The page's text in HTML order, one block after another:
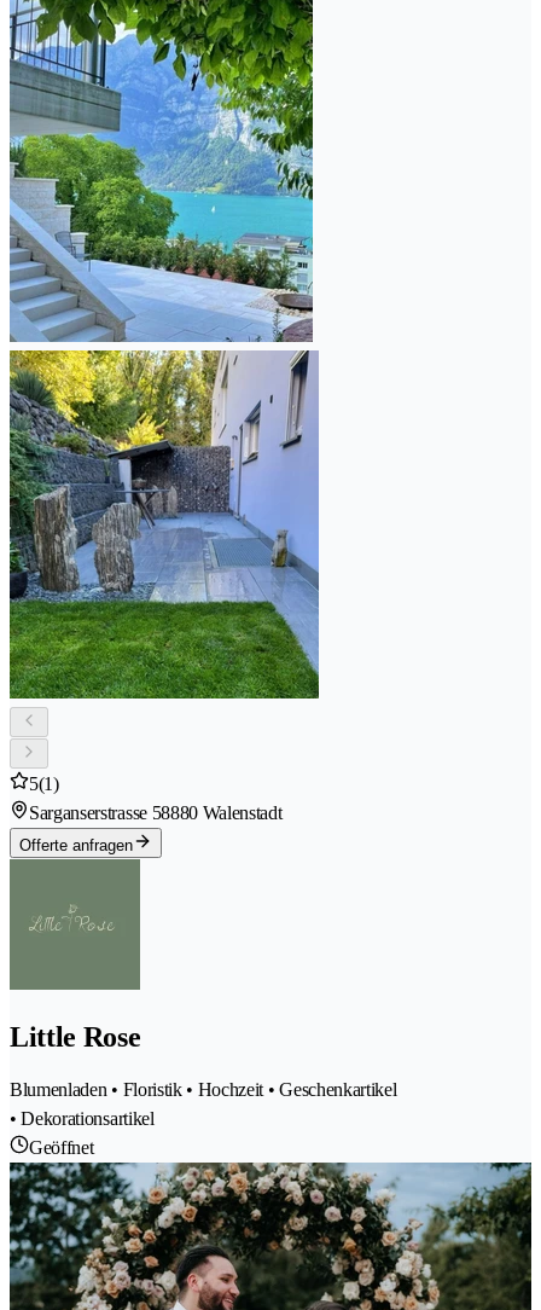
5(1)
Sarganserstrasse 58880 Walenstadt
Offerte anfragen
Little Rose
Blumenladen • Floristik • Hochzeit • Geschenkartikel
• Dekorationsartikel
Geöffnet